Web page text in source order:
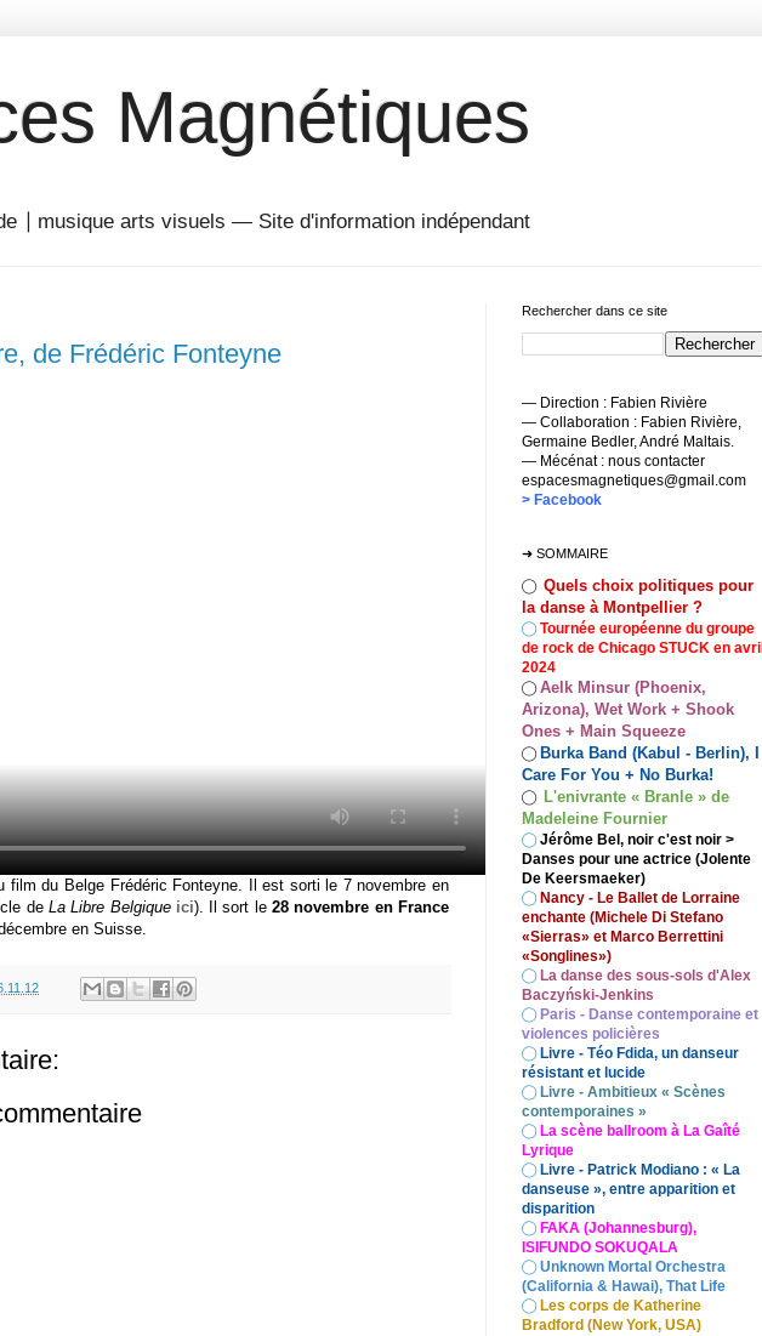
Magnétiques
⎥ musique arts visuels — Site d'information indépendant
de Frédéric Fonteyne
film du Belge Frédéric Fonteyne. Il est sorti le 7 novembre en
de La Libre Belgique ici). Il sort le28 novembre en France
en Suisse.
Rechercher dans ce site
— Direction : Fabien Rivière
— Collaboration : Fabien Rivière,
Germaine Bedler, André Maltais.
— Mécénat : nous contacter
espacesmagnetiques@gmail.com
> Facebook
➜ SOMMAIRE
◯ Quels choix politiques pour
la danse à Montpellier ?
◯ Tournée européenne du groupe
de rock de Chicago STUCK en avril
2024
◯ Aelk Minsur (Phoenix,
Arizona), Wet Work + Shook
Ones + Main Squeeze
◯ Burka Band (Kabul - Berlin), I
Care For You + No Burka!
◯ L'enivrante « Branle » de
Madeleine Fournier
◯ Jérôme Bel, noir c'est noir >
Danses pour une actrice (Jolente
De Keersmaeker)
◯ Nancy - Le Ballet de Lorraine
enchante (Michele Di Stefano
«Sierras» et Marco Berrettini
«Songlines»)
◯ La danse des sous-sols d'Alex
Baczyński-Jenkins
◯ Paris - Danse contemporaine et
violences policières
◯ Livre - Téo Fdida, un danseur
résistant et lucide
◯ Livre - Ambitieux « Scènes
contemporaines »
◯ La scène ballroom à La Gaîté
Lyrique
◯ Livre - Patrick Modiano : « La
danseuse », entre apparition et
disparition
◯ FAKA (Johannesburg),
ISIFUNDO SOKUQALA
◯ Unknown Mortal Orchestra
(California & Hawai), That Life
◯ Les corps de Katherine
Bradford (New York, USA)